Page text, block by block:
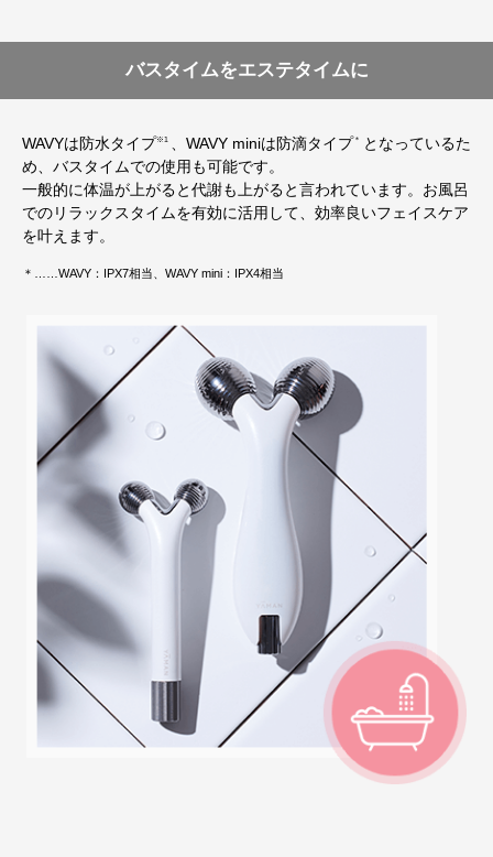
バスタイムをエステタイムに
WAVYは防水タイプ※1 、WAVY miniは防滴タイプ＊
となっているた
め、バスタイムでの使用も可能です。
一般的に体温が上がると代謝も上がると言われています。お風呂
でのリラックスタイムを有効に活用して、効率良いフェイスケア
を叶えます。
＊……WAVY：IPX7相当、WAVY mini：IPX4相当